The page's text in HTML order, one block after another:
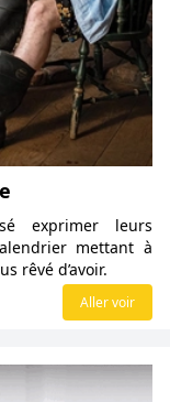
exprimer leurs
mettant à
rêvé d’avoir.
Aller voir